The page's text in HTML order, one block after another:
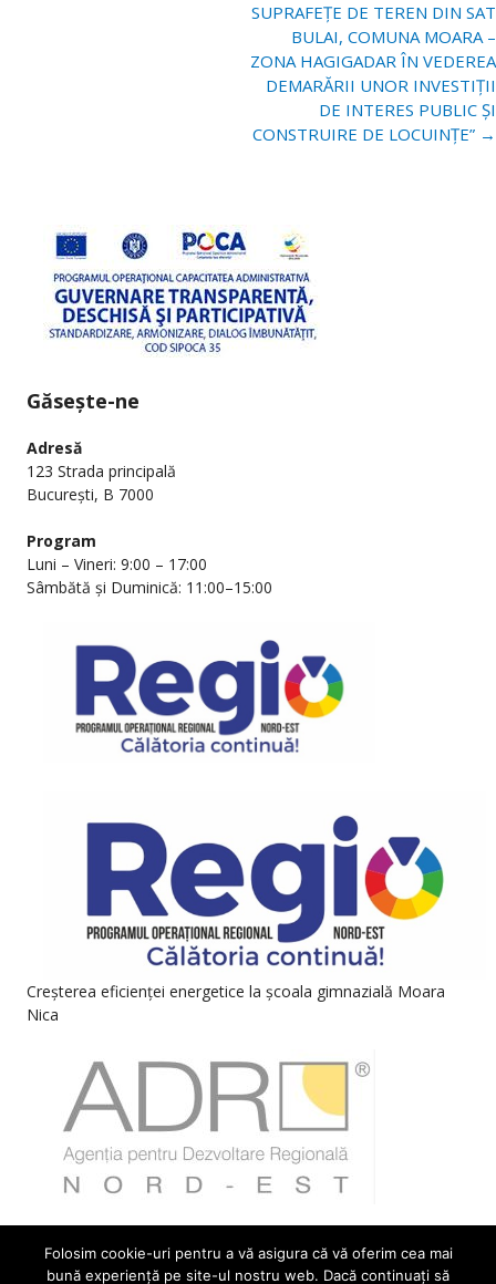
SUPRAFEȚE DE TEREN DIN SAT
BULAI, COMUNA MOARA –
ZONA HAGIGADAR ÎN VEDEREA
DEMARĂRII UNOR INVESTIȚII
DE INTERES PUBLIC ȘI
CONSTRUIRE DE LOCUINȚE” →
Găsește-ne
Adresă
123 Strada principală
București, B 7000
Program
Luni – Vineri: 9:00 – 17:00
Sâmbătă și Duminică: 11:00–15:00
Creșterea eficienței energetice la școala gimnazială Moara
Nica
Folosim cookie-uri pentru a vă asigura că vă oferim cea mai
bună experiență pe site-ul nostru web. Dacă continuați să